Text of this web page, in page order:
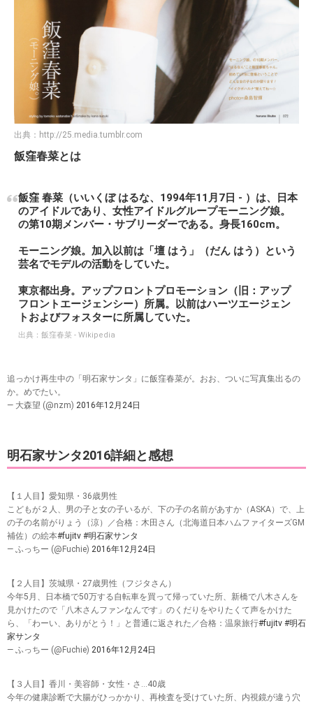
出典： http://25.media.tumblr.com
飯窪春菜とは
飯窪 春菜（いいくぼ はるな、1994年11月7日 - ）は、日本
のアイドルであり、女性アイドルグループモーニング娘。
の第10期メンバー・サブリーダーである。身長160cm。
モーニング娘。加入以前は「壇 はう」（だん はう）という
芸名でモデルの活動をしていた。
東京都出身。アップフロントプロモーション（旧：アップ
フロントエージェンシー）所属。以前はハーツエージェン
トおよびフォスターに所属していた。
出典： 飯窪春菜 - Wikipedia
追っかけ再生中の「明石家サンタ」に飯窪春菜が。おお、ついに写真集出るの
か。めでたい。
— 大森望 (@nzm) 2016年12月24日
明石家サンタ2016詳細と感想
【１人目】愛知県・36歳男性
こどもが２人、男の子と女の子いるが、下の子の名前があすか（ASKA）で、上
の子の名前がりょう（涼）／合格：木田さん（北海道日本ハムファイターズGM
補佐）の絵本#fujitv #明石家サンタ
— ふっちー (@Fuchie) 2016年12月24日
【２人目】茨城県・27歳男性（フジタさん）
今年5月、日本橋で50万する自転車を買って帰っていた所、新橋で八木さんを
見かけたので「八木さんファンなんです」のくだりをやりたくて声をかけた
ら、「わーい、ありがとう！」と普通に返された／合格：温泉旅行#fujitv #明石
家サンタ
— ふっちー (@Fuchie) 2016年12月24日
【３人目】香川・美容師・女性・さ…40歳
今年の健康診断で大腸がひっかかり、再検査を受けていた所、内視鏡が違う穴